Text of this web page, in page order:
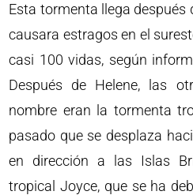
Esta tormenta llega después
causara estragos en el
casi 100 vidas, según
Después de Helene, las
nombre eran la tormenta
pasado que se desplaza
en dirección a las Islas
tropical Joyce, que se ha